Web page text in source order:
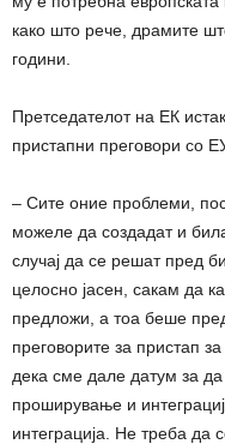
како што рече, драмите
години.
Претседателот на ЕК
пристапни преговори со
– Сите оние проблеми,
можеле да создадат и
случај да се решат пред
целосно јасен, сакам да
предложи, а тоа беше
преговорите за пристап
дека сме дале датум за
проширување и
интеграција. Не треба да